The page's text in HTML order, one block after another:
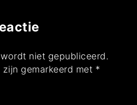
niet gepubliceerd.
gemarkeerd met *